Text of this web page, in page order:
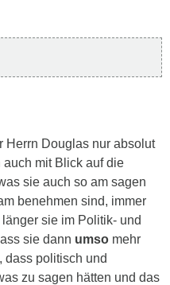
Herrn Douglas nur absolut
mit Blick auf die
sie auch so am sagen
benehmen sind, immer
länger sie im Politik- und
sie dann umso mehr
dass politisch und
zu sagen hätten und das